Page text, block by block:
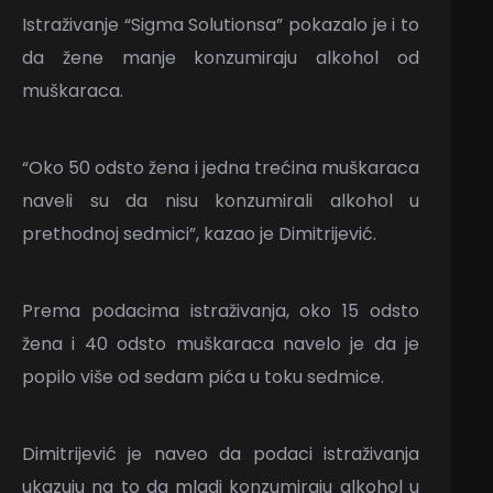
Istraživanje “Sigma Solutionsa” pokazalo je i to
da žene manje konzumiraju alkohol od
muškaraca.
“Oko 50 odsto žena i jedna trećina muškaraca
naveli su da nisu konzumirali alkohol u
prethodnoj sedmici”, kazao je Dimitrijević.
Prema podacima istraživanja, oko 15 odsto
žena i 40 odsto muškaraca navelo je da je
popilo više od sedam pića u toku sedmice.
Dimitrijević je naveo da podaci istraživanja
ukazuju na to da mladi konzumiraju alkohol u